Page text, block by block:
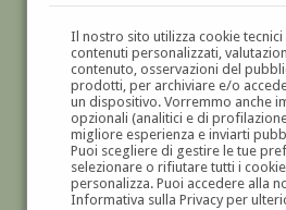
Il nostro sito utilizza cookie tecnici
contenuti personalizzati,
contenuto, osservazioni del
prodotti, per archiviare e/o
un dispositivo. Vorremmo anche
opzionali (analitici e di
migliore esperienza e inviarti
Puoi scegliere di gestire le tue
selezionare o rifiutare tutti i
personalizza. Puoi accedere alla
Informativa sulla Privacy per
GALLERIAD'ARTE
DIPINTI E